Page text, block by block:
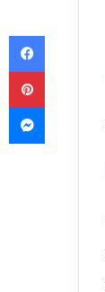
Facebook
Pinterest
Messenger